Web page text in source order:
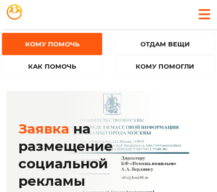
КОМУ ПОМОЧЬ
КАК ПОМОЧЬ
ОТДАМ ВЕЩИ
КОМУ ПОМОГЛИ
Заявка на
размещение
социальной
рекламы